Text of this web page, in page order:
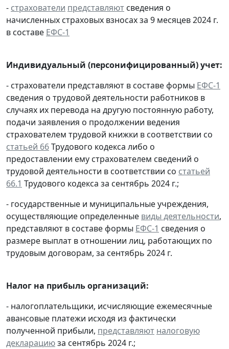
- страхователи представляют сведения о
начисленных страховых взносах за 9 месяцев 2024 г.
в составе ЕФС-1
Индивидуальный (персонифицированный) учет:
- страхователи представляют в составе формы ЕФС-1
сведения о трудовой деятельности работников в
случаях их перевода на другую постоянную работу,
подачи заявления о продолжении ведения
страхователем трудовой книжки в соответствии со
статьей 66Трудового кодекса либо о
предоставлении ему страхователем сведений о
трудовой деятельности в соответствии со статьей
66.1 Трудового кодекса за сентябрь 2024 г.;
- государственные и муниципальные учреждения,
осуществляющие определенные виды деятельности,
представляют в составе формы ЕФС-1 сведения о
размере выплат в отношении лиц, работающих по
трудовым договорам, за сентябрь 2024 г.
Налог на прибыль организаций:
- налогоплательщики, исчисляющие ежемесячные
авансовые платежи исходя из фактически
полученной прибыли, представляют налоговую
декларациюза сентябрь 2024 г.;